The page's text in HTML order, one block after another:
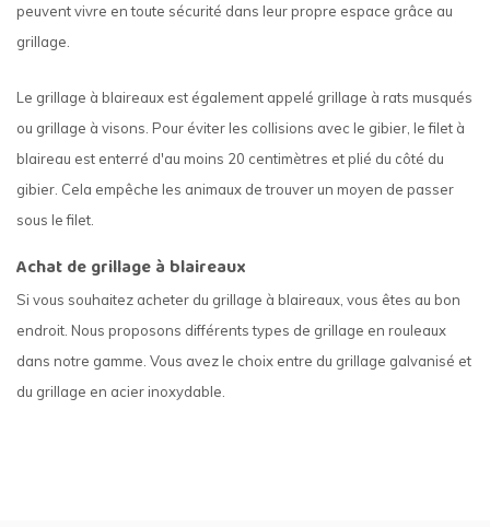
peuvent vivre en toute sécurité dans leur propre espace grâce au
grillage.
Le grillage à blaireaux est également appelé grillage à rats musqués
ou grillage à visons. Pour éviter les collisions avec le gibier, le filet à
blaireau est enterré d'au moins 20 centimètres et plié du côté du
gibier. Cela empêche les animaux de trouver un moyen de passer
sous le filet.
Achat de grillage à blaireaux
Si vous souhaitez acheter du grillage à blaireaux, vous êtes au bon
endroit. Nous proposons différents types de grillage en rouleaux
dans notre gamme. Vous avez le choix entre du grillage galvanisé et
du grillage en acier inoxydable.